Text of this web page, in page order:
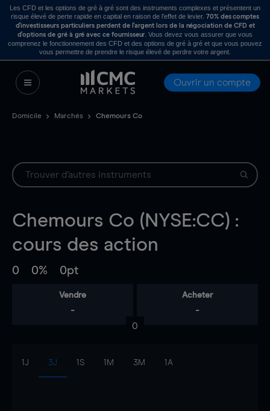
Les CFD et les options de gré à gré sont des instruments complexes et présentent un
risque élevé de perte rapide en capital en raison de l’effet de levier. 70% des comptes
d’investisseurs particuliers perdent de l’argent lors de la négociation de CFD et
d’options de gré à gré avec ce fournisseur . Vous devez vous assurer que vous
comprenez le fonctionnement des CFD et des options de gré à gré et que vous pouvez
vous permettre de prendre le risque élevé de perdre votre argent.
Ouvrir un compte
Domicile Marchés Chemours Co
Chemours Co (NYSE:CC) :
cours des action
0 0% 0pt
Vendre
-
Acheter
-
0
1J 3J 1S 1M 3M 1A